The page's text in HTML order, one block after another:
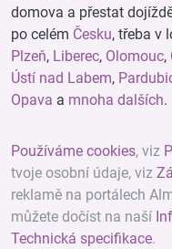
domova a přestat
po celém Česku, třeba v
Plzeň, Liberec, Olomouc,
Ústí nad Labem,
Opava a mnoha dalších.
Používáme cookies, viz
tvoje osobní údaje, viz
reklamě na portálech
můžete dočíst na naší
Technická specifikace.